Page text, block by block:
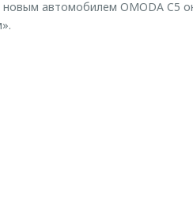
автомобилем OMODA C5